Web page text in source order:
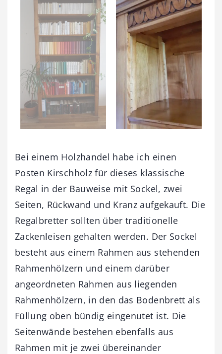
Bei einem Holzhandel habe ich einen
Posten Kirschholz für dieses klassische
Regal in der Bauweise mit Sockel, zwei
Seiten, Rückwand und Kranz aufgekauft. Die
Regalbretter sollten über traditionelle
Zackenleisen gehalten werden. Der Sockel
besteht aus einem Rahmen aus stehenden
Rahmenhölzern und einem darüber
angeordneten Rahmen aus liegenden
Rahmenhölzern, in den das Bodenbrett als
Füllung oben bündig eingenutet ist. Die
Seitenwände bestehen ebenfalls aus
Rahmen mit je zwei übereinander